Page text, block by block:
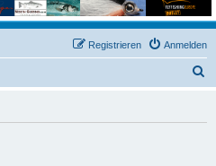
Anmelden
Registrieren